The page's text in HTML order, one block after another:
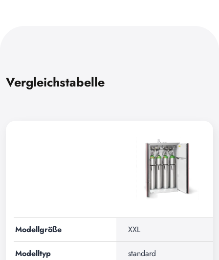
Vergleichstabelle
Modellgröße XXL
Modelltyp standard